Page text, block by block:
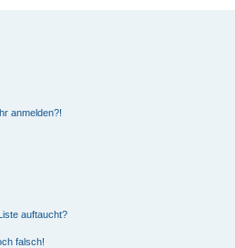
anmelden?!
auftaucht?
falsch!